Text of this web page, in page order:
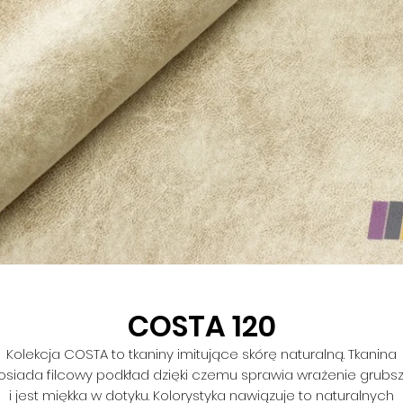
COSTA 120
Kolekcja COSTA to tkaniny imitujące skórę naturalną. Tkanina
filcowy podkład dzięki czemu sprawia wrażenie
i jest miękka w dotyku. Kolorystyka nawiązuje to naturalnych